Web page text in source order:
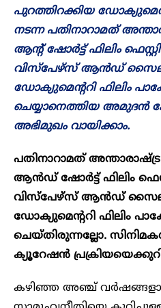
പുറത്തിറക്കിയ
നടന്ന പതിനാറാമത്
ആന്റ് ഷോർട്ട് ഫിലിം
വിസ്‌പേഴ്‌സ് ആൻഡ്
ഡോക്യുമെന്ററി ഫിലിം
ചെയ്യാനെത്തിയ അമുദൻ
അഭിമുഖം വായിക്കാം.
പതിനാറാമത്
ആൻഡ് ഷോർട്ട് ഫിലിം
വിസ്‌പേഴ്‌സ് ആൻഡ്
ഡോക്യുമെന്ററി ഫിലിം
ചെയ്തിരുന്നല്ലോ.
ക്യൂറേഷൻ
കഴിഞ്ഞ അഞ്ച്